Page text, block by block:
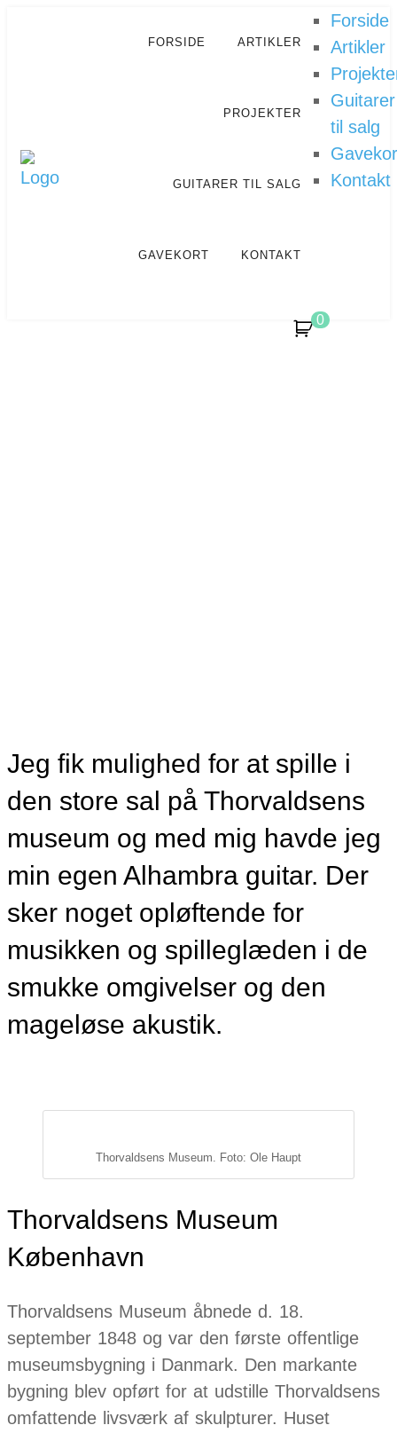
FORSIDE ARTIKLER
PROJEKTER
GUITARER TIL SALG
GAVEKORT KONTAKT
0
Forside
Artikler
Guitarer
til salg
Kontakt
Jeg fik mulighed for at spille i
den store sal på Thorvaldsens
museum og med mig havde jeg
min egen Alhambra guitar. Der
sker noget opløftende for
musikken og spilleglæden i de
smukke omgivelser og den
mageløse akustik.
Thorvaldsens Museum. Foto: Ole Haupt
Thorvaldsens Museum
København
Thorvaldsens Museum åbnede d. 18.
september 1848 og var den første offentlige
museumsbygning i Danmark. Den markante
bygning blev opført for at udstille Thorvaldsens
omfattende livsværk af skulpturer. Huset